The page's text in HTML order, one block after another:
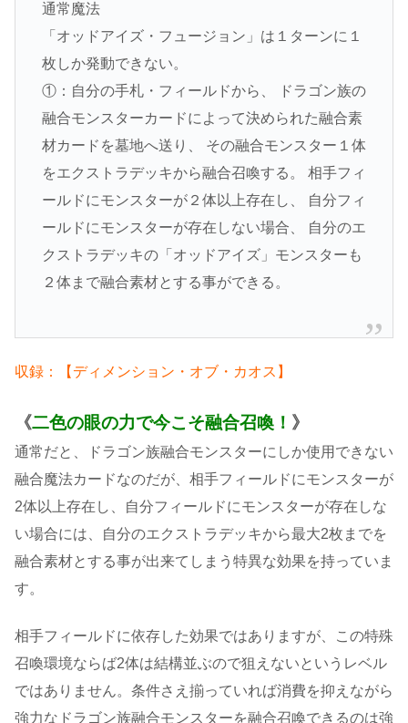
通常魔法
「オッドアイズ・フュージョン」は１ターンに１
枚しか発動できない。
①：自分の手札・フィールドから、 ドラゴン族の
融合モンスターカードによって決められた融合素
材カードを墓地へ送り、 その融合モンスター１体
をエクストラデッキから融合召喚する。 相手フィ
ールドにモンスターが２体以上存在し、 自分フィ
ールドにモンスターが存在しない場合、 自分のエ
クストラデッキの「オッドアイズ」モンスターも
２体まで融合素材とする事ができる。
収録：【ディメンション・オブ・カオス】
《二色の眼の力で今こそ融合召喚！ 》
通常だと、ドラゴン族融合モンスターにしか使用できない
融合魔法カードなのだが、相手フィールドにモンスターが
2体以上存在し、自分フィールドにモンスターが存在しな
い場合には、自分のエクストラデッキから最大2枚までを
融合素材とする事が出来てしまう特異な効果を持っていま
す。
相手フィールドに依存した効果ではありますが、この特殊
召喚環境ならば2体は結構並ぶので狙えないというレベル
ではありません。条件さえ揃っていれば消費を抑えながら
強力なドラゴン族融合モンスターを融合召喚できるのは強